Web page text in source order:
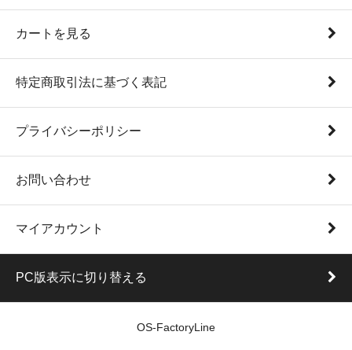
カートを見る
特定商取引法に基づく表記
プライバシーポリシー
お問い合わせ
マイアカウント
PC版表示に切り替える
OS-FactoryLine